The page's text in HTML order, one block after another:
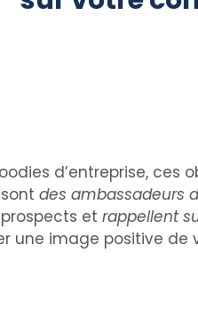
d’entreprise, ces
des ambassadeurs
et rappellent
une image positive de